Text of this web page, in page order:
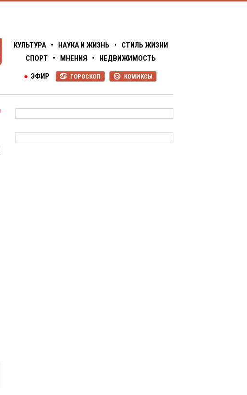
КУЛЬТУРА • НАУКА И ЖИЗНЬ •
СТИЛЬ ЖИЗНИ
СПОРТ
• МНЕНИЯ • НЕДВИЖИМОСТЬ
P КОМИКСЫ
R ГОРОСКОП
● ЭФИР